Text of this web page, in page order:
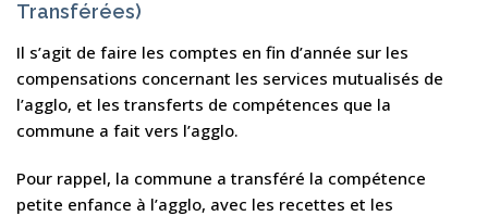
Transférées)
Il s’agit de faire les comptes en fin d’année sur les
compensations concernant les services mutualisés de
l’agglo, et les transferts de compétences que la
commune a fait vers l’agglo.
Pour rappel, la commune a transféré la compétence
petite enfance à l’agglo, avec les recettes et les